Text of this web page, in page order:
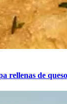
rellenas de